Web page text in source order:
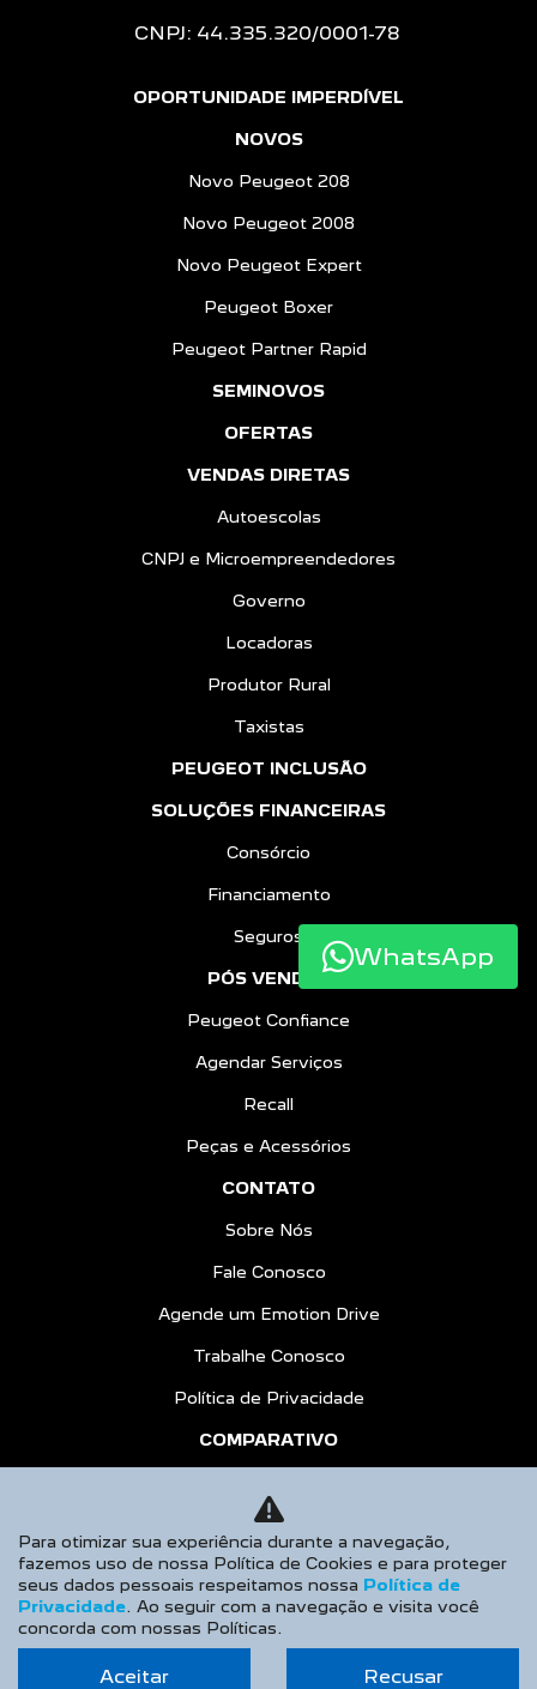
CNPJ: 44.335.320/0001-78
OPORTUNIDADE IMPERDÍVEL
NOVOS
Novo Peugeot 208
Novo Peugeot 2008
Novo Peugeot Expert
Peugeot Boxer
Peugeot Partner Rapid
SEMINOVOS
OFERTAS
VENDAS DIRETAS
Autoescolas
CNPJ e Microempreendedores
Governo
Locadoras
Produtor Rural
Taxistas
PEUGEOT INCLUSÃO
SOLUÇÕES FINANCEIRAS
Consórcio
Financiamento
Seguros
PÓS VENDAS
Peugeot Confiance
Agendar Serviços
Recall
Peças e Acessórios
CONTATO
Sobre Nós
Fale Conosco
Agende um Emotion Drive
Trabalhe Conosco
Política de Privacidade
COMPARATIVO
AGENDE UM TEST DRIVE
Desacelere. Seu bem maior é a vida.
WhatsApp
Para otimizar sua experiência durante a navegação,
fazemos uso de nossa Política de Cookies e para proteger
seus dados pessoais respeitamos nossa Política de
Privacidade. Ao seguir com a navegação e visita você
concorda com nossas Políticas.
Aceitar Recusar